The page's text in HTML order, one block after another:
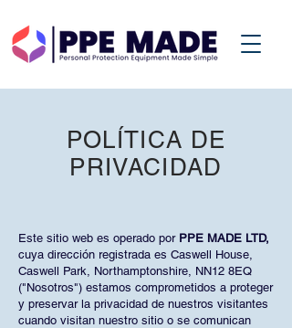
POLÍTICA DE
PRIVACIDAD
Este sitio web es operado por PPE MADE LTD,
cuya dirección registrada es Caswell House,
Caswell Park, Northamptonshire, NN12 8EQ
("Nosotros") estamos comprometidos a proteger
y preservar la privacidad de nuestros visitantes
cuando visitan nuestro sitio o se comunican